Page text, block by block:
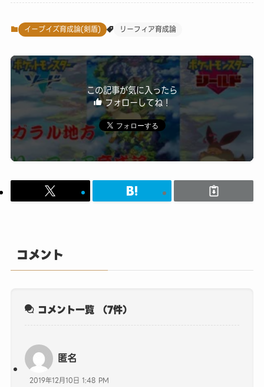
イーブイズ育成論(剣盾) リーフィア育成論
この記事が気に入ったら
フォローしてね！
コメント
コメント一覧 （7件）
匿名
2019年12月10日 1:48 PM